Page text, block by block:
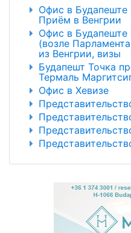
Офис в Будапеште
Приём в Венгрии
Офис в Будапеште
(возле
из Венгрии, визы
Будапешт Точка
Термаль
Офис в Хевизе